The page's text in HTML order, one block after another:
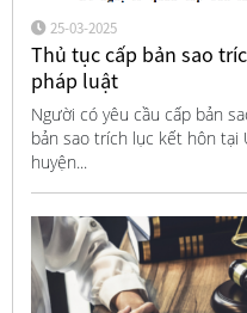
25-03-2025
Thủ tục cấp bản sao
pháp luật
Người có yêu cầu cấp bản
bản sao trích lục kết hôn tại
huyện...